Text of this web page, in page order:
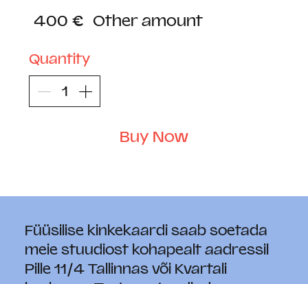
Füüsilise kinkekaardi saab soetada
meie stuudiost kohapealt aadressil
Pille 11/4 Tallinnas või Kvartali
400 € Other amount
Quantity
Buy Now